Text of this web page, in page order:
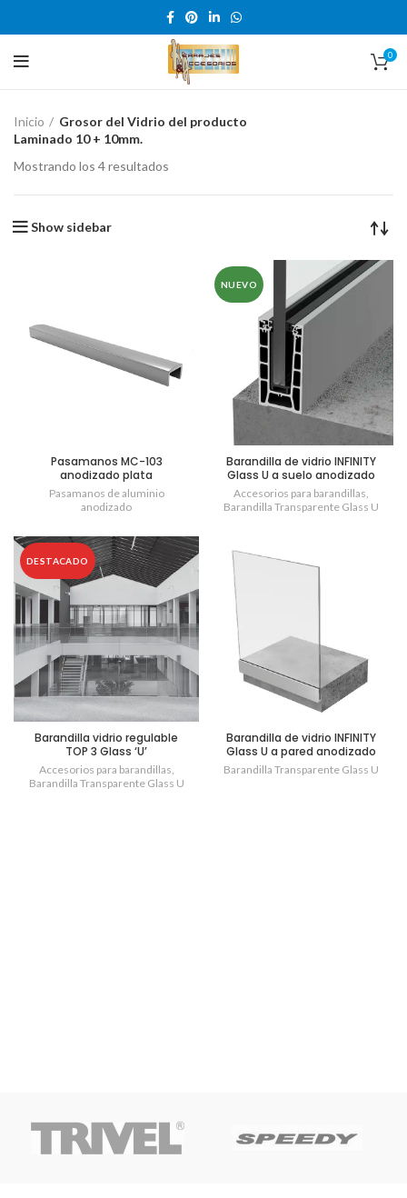
0
Inicio
Grosor del Vidrio del producto
Laminado 10 + 10mm.
Mostrando los 4 resultados
Show sidebar
Pasamanos MC-103
anodizado plata
Pasamanos de aluminio
anodizado
NUEVO
Barandilla de vidrio INFINITY
Glass U a suelo anodizado
plata
Accesorios para barandillas,
Barandilla Transparente Glass U
DESTACADO
Barandilla vidrio regulable
TOP 3 Glass ‘U’
Accesorios para barandillas,
Barandilla Transparente Glass U
Barandilla de vidrio INFINITY
Glass U a pared anodizado
plata
Barandilla Transparente Glass U